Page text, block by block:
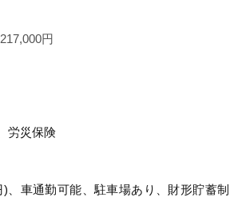
円
労災保険
、車通勤可能、駐車場あり、財形貯蓄制